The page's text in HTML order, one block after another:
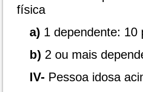
física
a) 1 dependente: 10
b) 2 ou mais
IV- Pessoa idosa